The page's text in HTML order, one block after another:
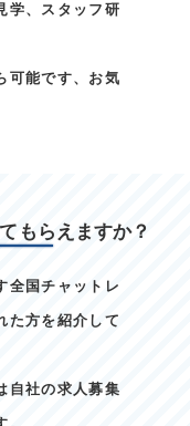
学、スタッフ研
可能です、お気
もらえますか？
全国チャットレ
た方を紹介して
自社の求人募集